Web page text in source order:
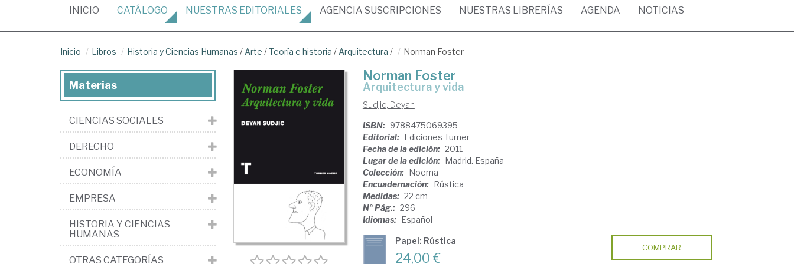
INICIO (CURRENT)
CATÁLOGO NUESTRAS EDITORIALES AGENCIA SUSCRIPCIONES NUESTRAS LIBRERÍAS AGENDA NOTICIAS
Inicio Libros Historia y Ciencias Humanas / Arte /Teoría e historia / Arquitectura / Norman Foster
Norman Foster
arquitectura y vida
Sudjic, Deyan
ISBN: 9788475069395
Editorial: Ediciones Turner
Fecha de la edición: 2011
Lugar de la edición: Madrid. España
Colección: Noema
Encuadernación: Rústica
Medidas: 22 cm
Nº Pág.: 296
Idiomas: Español
Papel: Rústica
24,00 €
COMPRAR
Materias
CIENCIAS SOCIALES
DERECHO
ECONOMÍA
EMPRESA
HISTORIA Y CIENCIAS
HUMANAS
OTRAS CATEGORÍAS